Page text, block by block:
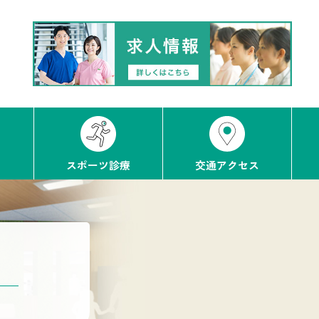
スポーツ診療 交通アクセス